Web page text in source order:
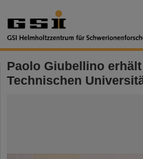
Paolo Giubellino
Technischen